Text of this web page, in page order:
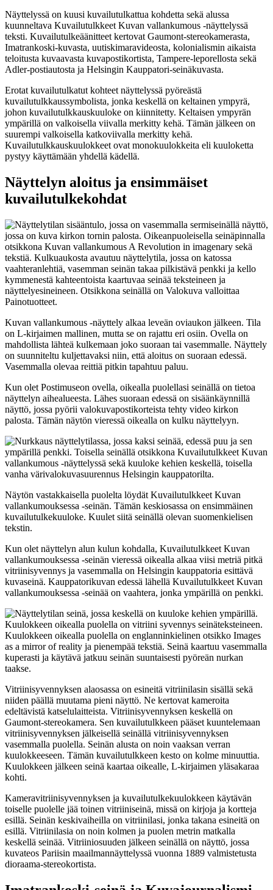
Näyttelyssä on kuusi kuvailutulkattua kohdetta sekä alussa
kuunneltava Kuvailutulkkeet Kuvan vallankumous -näyttelyssä
teksti. Kuvailutulkeäänitteet kertovat Gaumont-stereokamerasta,
Imatrankoski-kuvasta, uutiskimaravideosta, kolonialismin aikaista
teloitusta kuvaavasta kuvapostikortista, Tampere-leporellosta sekä
Adler-postiautosta ja Helsingin Kauppatori-seinäkuvasta.
Erotat kuvailutulkatut kohteet näyttelyssä pyöreästä
kuvailutulkkaussymbolista, jonka keskellä on keltainen ympyrä,
johon kuvailutulkkauskuuloke on kiinnitetty. Keltaisen ympyrän
ympärillä on valkoisella viivalla merkitty kehä. Tämän jälkeen on
suurempi valkoisella katkoviivalla merkitty kehä.
Kuvailutulkkauskuulokkeet ovat monokuulokkeita eli kuuloketta
pystyy käyttämään yhdellä kädellä.
Näyttelyn aloitus ja ensimmäiset
kuvailutulkekohdat
Kuvan vallankumous -näyttely alkaa leveän oviaukon jälkeen. Tila
on L-kirjaimen mallinen, mutta se on rajattu eri osiin. Ovella on
mahdollista lähteä kulkemaan joko suoraan tai vasemmalle. Näyttely
on suunniteltu kuljettavaksi niin, että aloitus on suoraan edessä.
Vasemmalla olevaa reittiä pitkin tapahtuu paluu.
Kun olet Postimuseon ovella, oikealla puolellasi seinällä on tietoa
näyttelyn aihealueesta. Lähes suoraan edessä on sisäänkäynnillä
näyttö, jossa pyörii valokuvapostikorteista tehty video kirkon
palosta. Tämän näytön vieressä oikealla on kulku näyttelyyn.
Näytön vastakkaisella puolelta löydät Kuvailutulkkeet Kuvan
vallankumouksessa -seinän. Tämän keskiosassa on ensimmäinen
kuvailutulkekuuloke. Kuulet siitä seinällä olevan suomenkielisen
tekstin.
Kun olet näyttelyn alun kulun kohdalla, Kuvailutulkkeet Kuvan
vallankumouksessa -seinän vieressä oikealla alkaa viisi metriä pitkä
vitriinisyvennys ja vasemmalla on Helsingin kauppatoria esittävä
kuvaseinä. Kauppatorikuvan edessä lähellä Kuvailutulkkeet Kuvan
vallankumouksessa -seinää on vaahtera, jonka ympärillä on penkki.
Vitriinisyvennyksen alaosassa on esineitä vitriinilasin sisällä sekä
niiden päällä muutama pieni näyttö. Ne kertovat kameroita
edeltävistä katselulaitteista. Vitriinisyvennyksen keskellä on
Gaumont-stereokamera. Sen kuvailutulkkeen pääset kuuntelemaan
vitriinisyvennyksen jälkeisellä seinällä vitriinisyvennyksen
vasemmalla puolella. Seinän alusta on noin vaaksan verran
kuulokkeeseen. Tämän kuvailutulkkeen kesto on kolme minuuttia.
Kuulokkeen jälkeen seinä kaartaa oikealle, L-kirjaimen yläsakaraa
kohti.
Kameravitriinisyvennyksen ja kuvailutulkekuulokkeen käytävän
toiselle puolelle jää toinen vitriiniseinä, missä on kirjoja ja kortteja
esillä. Seinän keskivaiheilla on vitriinilasi, jonka takana esineitä on
esillä. Vitriinilasia on noin kolmen ja puolen metrin matkalla
keskellä seinää. Vitriiniosuuden jälkeen seinällä on näyttö, jossa
kuvateos Pariisin maailmannäyttelyssä vuonna 1889 valmistetusta
dioraama-stereokortista.